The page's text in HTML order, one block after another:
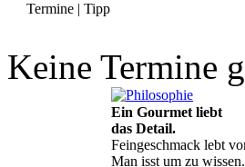
Termine | Tipp
Keine Termine
Ein Gourmet liebt
das Detail.
Feingeschmack lebt
Man isst um zu